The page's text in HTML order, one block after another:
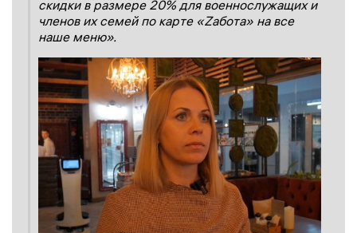
скидки в размере 20% для военнослужащих и
членов их семей по карте «Zабота» на все
наше меню».